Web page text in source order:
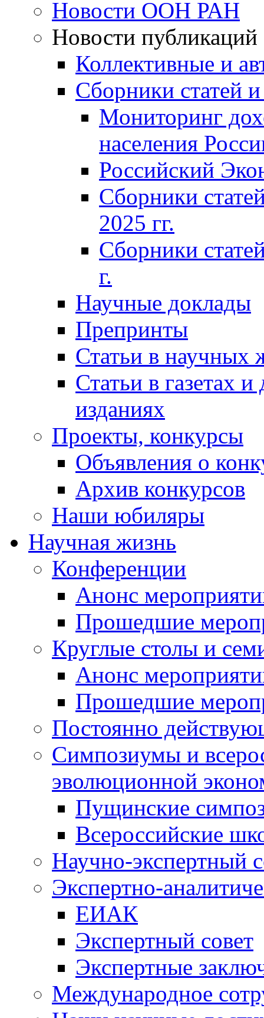
Новости ООН РАН
Новости публикаций
Коллективные и
Сборники статей
Мониторинг
населения
Российский
Сборники
2025 гг.
Сборники
г.
Научные доклады
Препринты
Статьи в научных
Статьи в газетах
изданиях
Проекты, конкурсы
Объявления о
Архив конкурсов
Наши юбиляры
Научная жизнь
Конференции
Анонс
Прошедшие
Круглые столы и
Анонс
Прошедшие
Постоянно
Симпозиумы и
эволюционной
Пущинские
Всероссийские
Научно-экспертный
Экспертно-
ЕИАК
Экспертный совет
Экспертные
Международное